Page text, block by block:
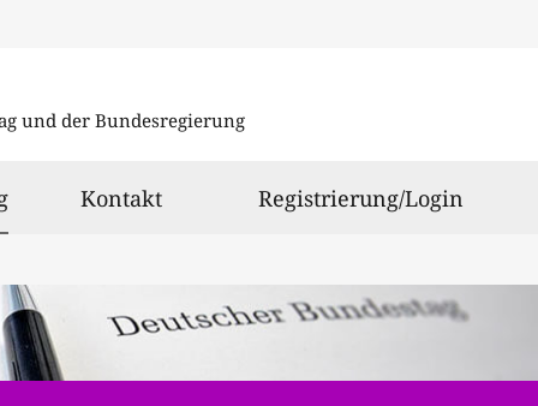
und der Bundesregierung
ausgewählt
Kontakt Registrierung/Login